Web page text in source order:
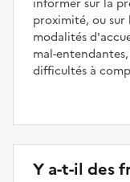
proximité, ou
modalités
mal-
difficultés à
Y a-t-il des